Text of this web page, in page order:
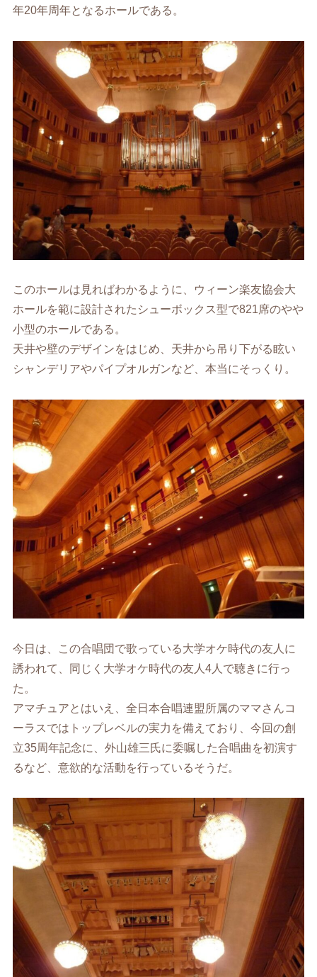
年20年周年となるホールである。
このホールは見ればわかるように、ウィーン楽友協会大
ホールを範に設計されたシューボックス型で821席のやや
小型のホールである。
天井や壁のデザインをはじめ、天井から吊り下がる眩い
シャンデリアやパイプオルガンなど、本当にそっくり。
今日は、この合唱団で歌っている大学オケ時代の友人に
誘われて、同じく大学オケ時代の友人4人で聴きに行っ
た。
アマチュアとはいえ、全日本合唱連盟所属のママさんコ
ーラスではトップレベルの実力を備えており、今回の創
立35周年記念に、外山雄三氏に委嘱した合唱曲を初演す
るなど、意欲的な活動を行っているそうだ。